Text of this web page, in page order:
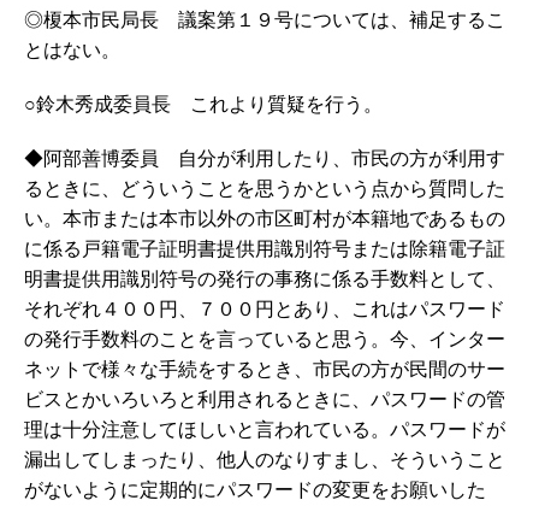
◎榎本市民局長 議案第１９号については、補足するこ
とはない。
○鈴木秀成委員長 これより質疑を行う。
◆阿部善博委員 自分が利用したり、市民の方が利用す
るときに、どういうことを思うかという点から質問した
い。本市または本市以外の市区町村が本籍地であるもの
に係る戸籍電子証明書提供用識別符号または除籍電子証
明書提供用識別符号の発行の事務に係る手数料として、
それぞれ４００円、７００円とあり、これはパスワード
の発行手数料のことを言っていると思う。今、インター
ネットで様々な手続をするとき、市民の方が民間のサー
ビスとかいろいろと利用されるときに、パスワードの管
理は十分注意してほしいと言われている。パスワードが
漏出してしまったり、他人のなりすまし、そういうこと
がないように定期的にパスワードの変更をお願いした